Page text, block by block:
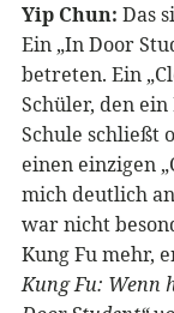
Yip Chun: Das
Ein „In Door
betreten. Ein
Schüler, den
Schule schließt
einen einzigen
mich deutlich
war nicht
Kung Fu mehr,
Kung Fu: Wenn